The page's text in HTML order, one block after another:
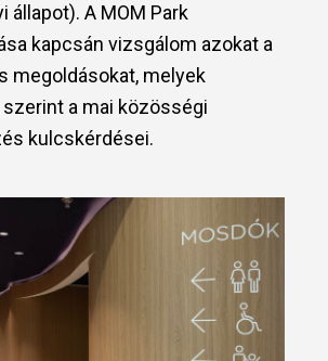
állapot). A MOM Park
kapcsán vizsgálom azokat a
megoldásokat, melyek
a mai közösségi
kulcskérdései.